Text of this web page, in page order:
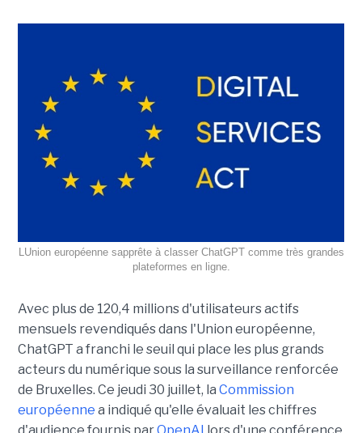
LUnion européenne sapprête à classer ChatGPT comme très grandes
plateformes en ligne.
Avec plus de 120,4 millions d'utilisateurs actifs
mensuels revendiqués dans l'Union européenne,
ChatGPT a franchi le seuil qui place les plus grands
acteurs du numérique sous la surveillance renforcée
de Bruxelles. Ce jeudi 30 juillet, la Commission
européenne a indiqué qu'elle évaluait les chiffres